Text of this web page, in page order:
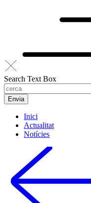
Search Text Box
Inici
Actualitat
Notícies